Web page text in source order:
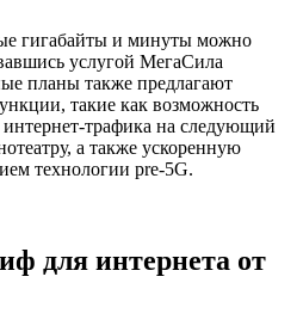
гигабайты и минуты можно
услугой МегаСила
планы также предлагают
такие как возможность
интернет-трафика на следующий
а также ускоренную
технологии pre-5G.
для интернета от